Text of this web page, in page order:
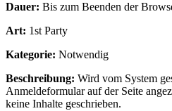
Dauer: Bis zum Beenden der
Art: 1st Party
Kategorie: Notwendig
Beschreibung: Wird vom System
Anmeldeformular auf der Seite
keine Inhalte geschrieben.